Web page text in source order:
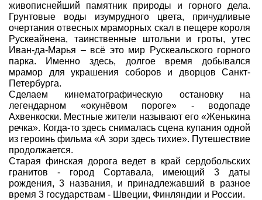
живописнейший памятник природы и горного дела.
Грунтовые воды изумрудного цвета, причудливые
очертания отвесных мраморных скал в пещере короля
Рускеайнена, таинственные штольни и гроты, утес
Иван-да-Марья – всё это мир Рускеальского горного
парка. Именно здесь, долгое время добывался
мрамор для украшения соборов и дворцов Санкт-
Петербурга.
Сделаем кинематографическую остановку на
легендарном «окунёвом пороге» - водопаде
Ахвенкоски. Местные жители называют его «Женькина
речка». Когда-то здесь снималась сцена купания одной
из героинь фильма «А зори здесь тихие». Путешествие
продолжается.
Старая финская дорога ведет в край сердобольских
гранитов - город Сортавала, имеющий 3 даты
рождения, 3 названия, и принадлежавший в разное
время 3 государствам - Швеции, Финляндии и России.